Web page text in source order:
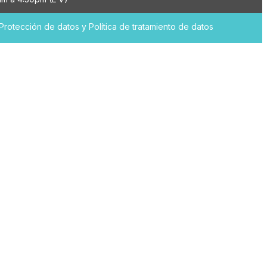
de datos y Política de tratamiento de datos